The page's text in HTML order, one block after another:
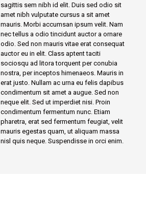
sagittis sem nibh id elit. Duis sed odio sit
amet nibh vulputate cursus a sit amet
mauris. Morbi accumsan ipsum velit. Nam
nec tellus a odio tincidunt auctor a ornare
odio. Sed non mauris vitae erat consequat
auctor eu in elit. Class aptent taciti
sociosqu ad litora torquent per conubia
nostra, per inceptos himenaeos. Mauris in
erat justo. Nullam ac urna eu felis dapibus
condimentum sit amet a augue. Sed non
neque elit. Sed ut imperdiet nisi. Proin
condimentum fermentum nunc. Etiam
pharetra, erat sed fermentum feugiat, velit
mauris egestas quam, ut aliquam massa
nisl quis neque. Suspendisse in orci enim.